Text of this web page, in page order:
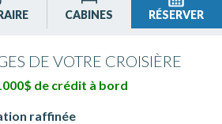
CABINES RÉSERVER
DE VOTRE CROISIÈRE
de crédit à bord
raffinée